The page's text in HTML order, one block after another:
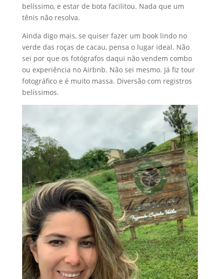
belíssimo, e estar de bota facilitou. Nada que um
tênis não resolva.
Ainda digo mais, se quiser fazer um book lindo no
verde das roças de cacau, pensa o lugar ideal. Não
sei por que os fotógrafos daqui não vendem combo
ou experiência no Airbnb. Não sei mesmo. Já fiz tour
fotográfico e é muito massa. Diversão com registros
belíssimos.